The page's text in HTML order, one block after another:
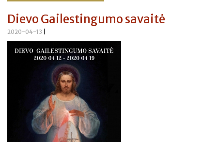
Dievo Gailestingumo savaitė
2020-04-13